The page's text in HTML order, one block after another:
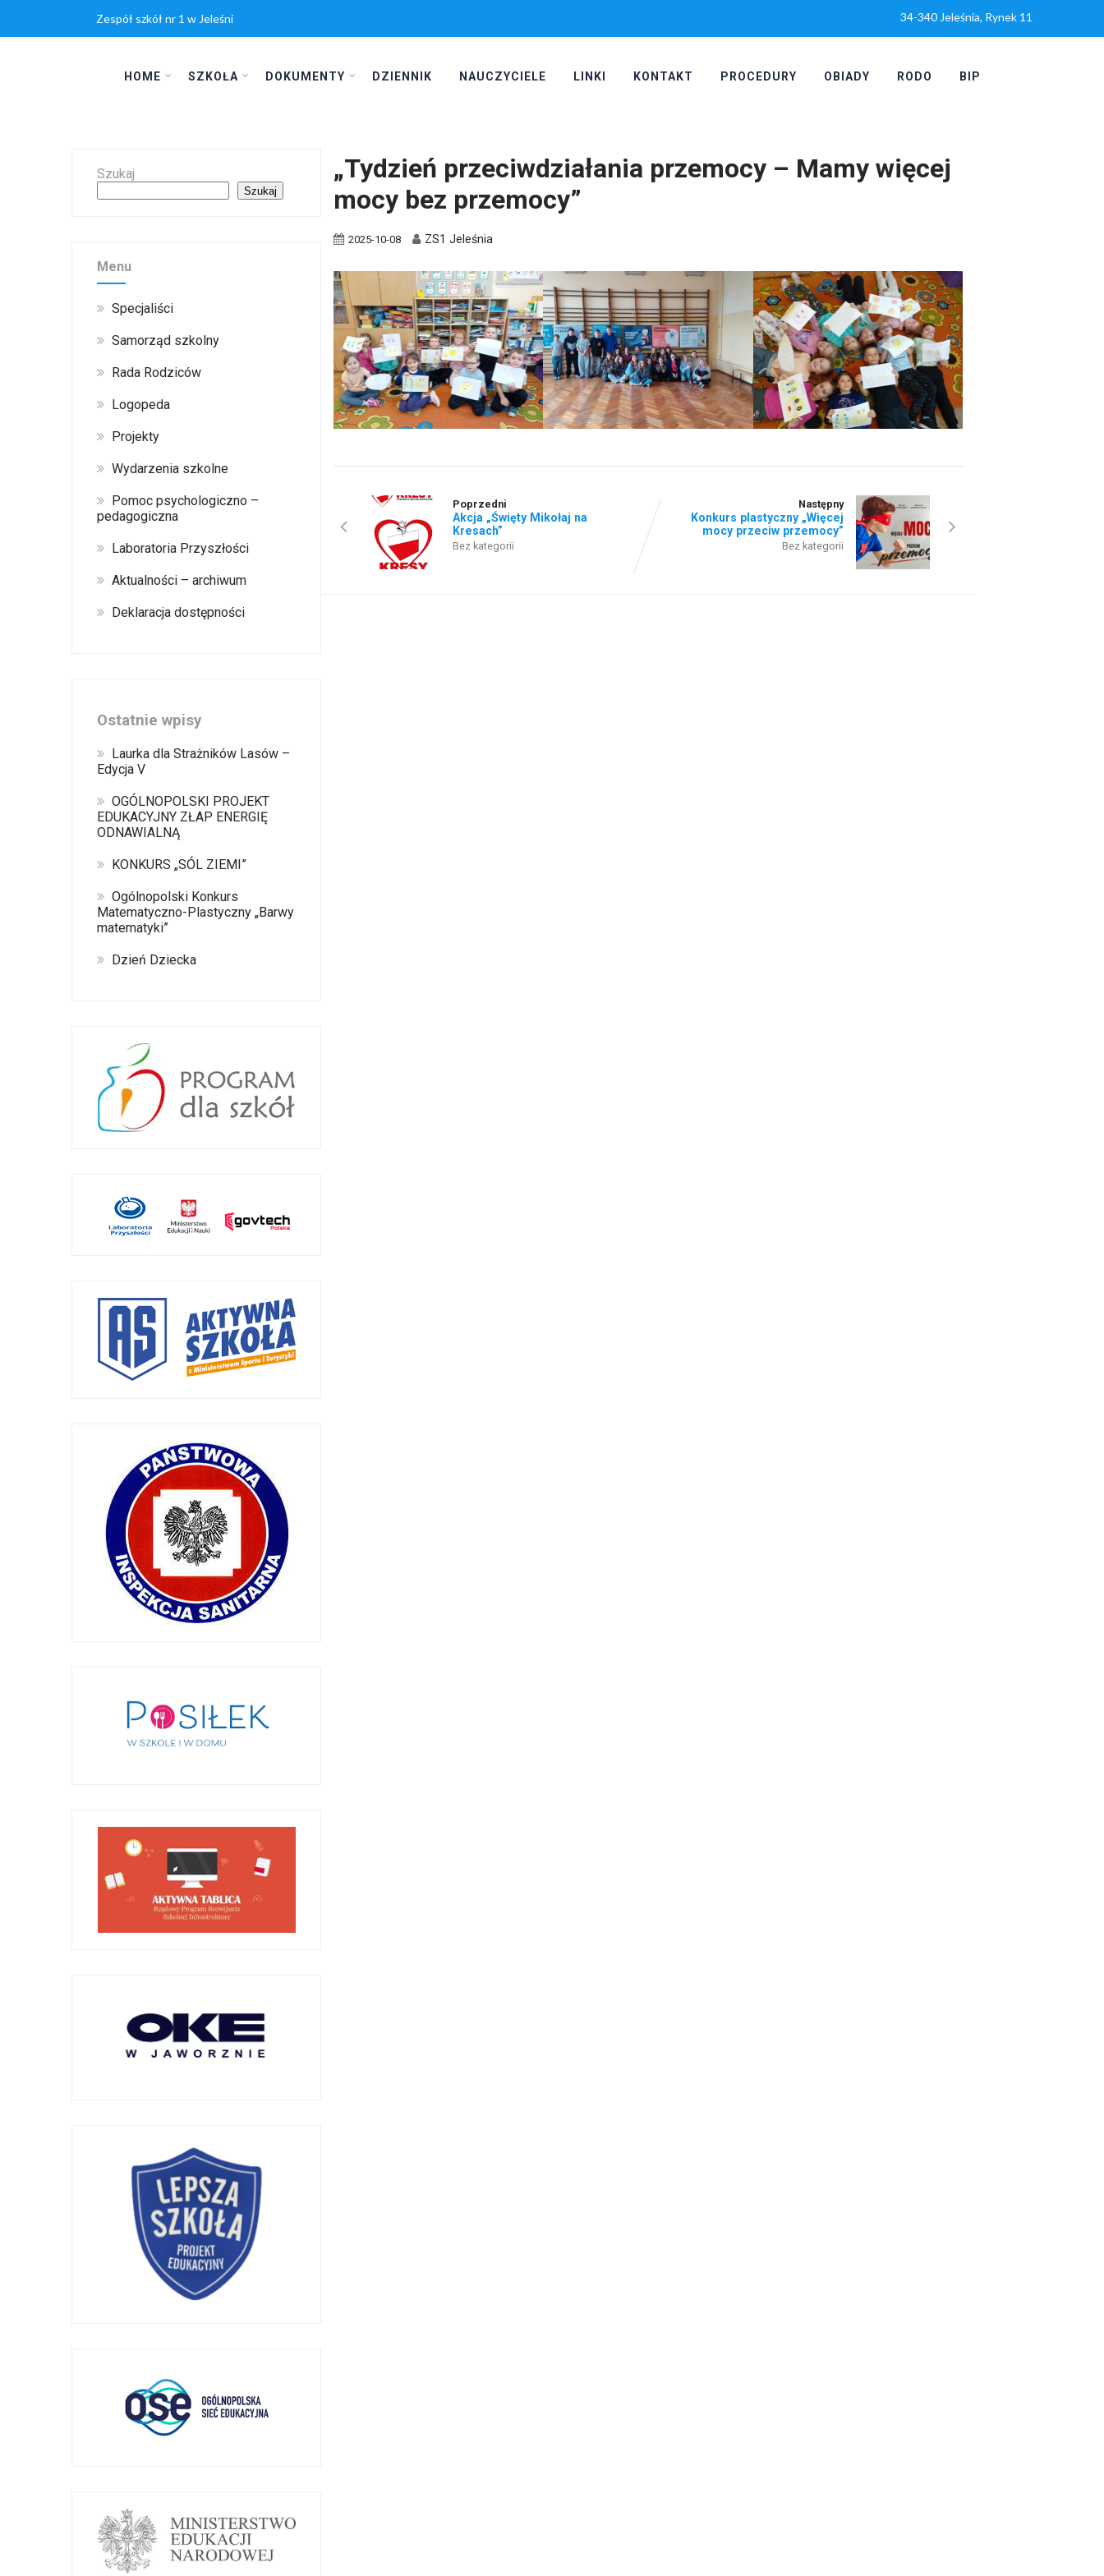
Zespół szkół nr 1 w Jeleśni 34-340 Jeleśnia, Rynek 11
HOME SZKOŁA DOKUMENTY DZIENNIK NAUCZYCIELE LINKI KONTAKT PROCEDURY OBIADY RODO BIP
Szukaj
Szukaj
Menu
Specjaliści
Samorząd szkolny
Rada Rodziców
Logopeda
Projekty
Wydarzenia szkolne
Pomoc psychologiczno –
pedagogiczna
Laboratoria Przyszłości
Aktualności – archiwum
Deklaracja dostępności
Ostatnie wpisy
Laurka dla Strażników Lasów –
Edycja V
OGÓLNOPOLSKI PROJEKT
EDUKACYJNY ZŁAP ENERGIĘ
ODNAWIALNĄ
KONKURS „SÓL ZIEMI”
Ogólnopolski Konkurs
Matematyczno-Plastyczny „Barwy
matematyki”
Dzień Dziecka
„Tydzień przeciwdziałania przemocy – Mamy więcej
mocy bez przemocy”
2025-10-08 ZS1 Jeleśnia
Poprzedni
Akcja „Święty Mikołaj na
Kresach”
Bez kategorii
Następny
Konkurs plastyczny „Więcej
mocy przeciw przemocy”
Bez kategorii